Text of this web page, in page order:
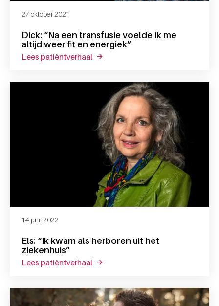
Dick: “Na een transfusie voelde ik me
altijd weer fit en energiek”
27 oktober 2021
lees patiëntverhaal over dick: “na een transfusie
Els: “Ik kwam als herboren uit het
ziekenhuis”
14 juni 2022
lees patiëntverhaal over els: “ik kwam als herboren uit